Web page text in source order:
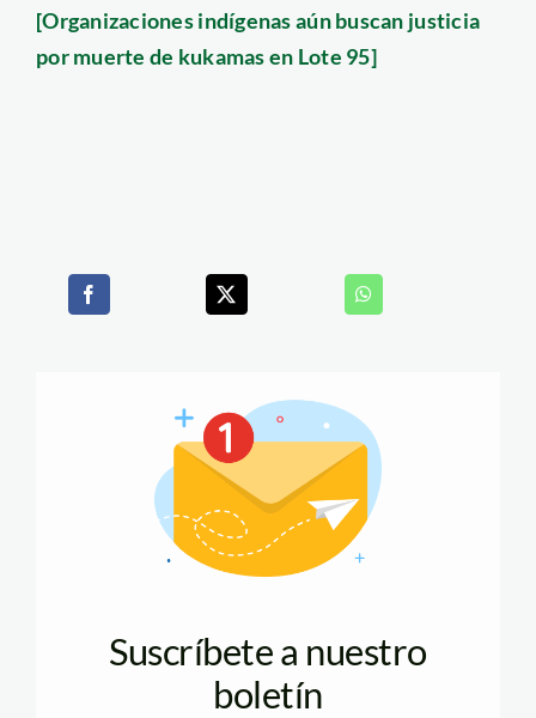
[Organizaciones indígenas aún buscan justicia
por muerte de kukamas en Lote 95]
Suscríbete a nuestro
boletín